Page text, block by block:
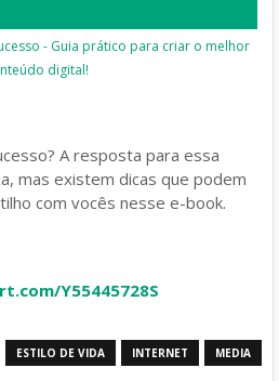
- Guia prático para criar o melhor
digital!
A resposta para essa
mas existem dicas que podem
com vocês nesse e-book.
Y55445728S
ESTILO DE VIDA INTERNET MEDIA